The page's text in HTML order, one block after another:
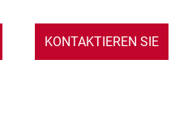
KONTAKTIEREN SIE